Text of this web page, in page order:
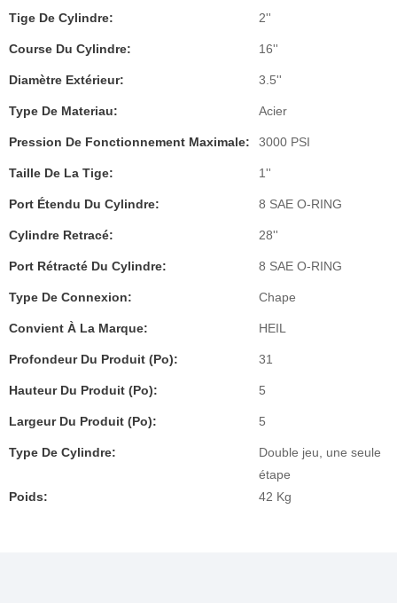
Tige De Cylindre: 2''
Course Du Cylindre: 16''
Diamètre Extérieur: 3.5''
Type De Materiau: Acier
Pression De Fonctionnement Maximale: 3000 PSI
Taille De La Tige: 1''
Port Étendu Du Cylindre: 8 SAE O-RING
Cylindre Retracé: 28''
Port Rétracté Du Cylindre: 8 SAE O-RING
Type De Connexion: Chape
Convient À La Marque: HEIL
Profondeur Du Produit (po): 31
Hauteur Du Produit (po): 5
Largeur Du Produit (po): 5
Type De Cylindre:
Double jeu, une seule
étape
Poids:
42 Kg